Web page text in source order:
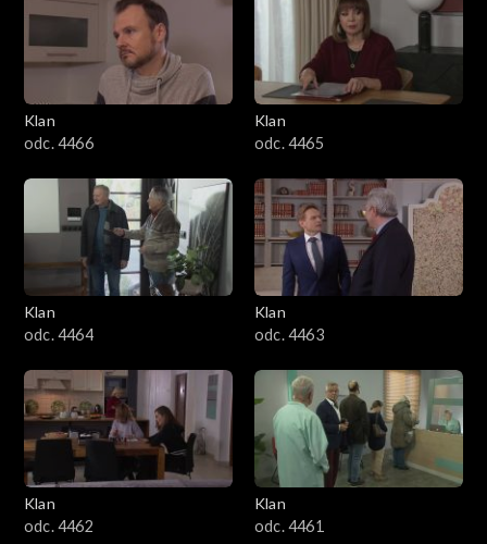
Klan
odc. 4466
Klan
odc. 4465
Klan
odc. 4464
Klan
odc. 4463
Klan
odc. 4462
Klan
odc. 4461